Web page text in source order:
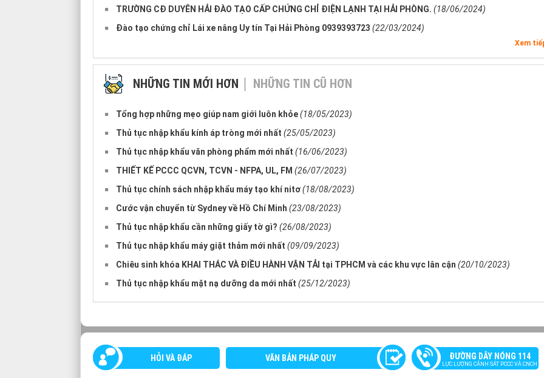
TRƯỜNG CĐ DUYÊN HẢI ĐÀO TẠO CẤP CHỨNG CHỈ ĐIỆN LẠNH TẠI HẢI PHÒNG. (18/06/2024)
Đào tạo chứng chỉ Lái xe nâng Uy tín Tại Hải Phòng 0939393723 (22/03/2024)
Xem
NHỮNG TIN MỚI HƠN NHỮNG TIN CŨ HƠN
Tổng hợp những mẹo giúp nam giới luôn khỏe(18/05/2023)
Thủ tục nhập khẩu kính áp tròng mới nhất (25/05/2023)
Thủ tục nhập khẩu văn phòng phẩm mới nhất (16/06/2023)
THIẾT KẾ PCCC QCVN, TCVN - NFPA, UL, FM (26/07/2023)
Thủ tục chính sách nhập khẩu máy tạo khí nitơ(18/08/2023)
Cước vận chuyển từ Sydney về Hồ Chí Minh (23/08/2023)
Thủ tục nhập khẩu cần những giấy tờ gì? (26/08/2023)
Thủ tục nhập khẩu máy giặt thảm mới nhất (09/09/2023)
Chiêu sinh khóa KHAI THÁC VÀ ĐIỀU HÀNH VẬN TẢI tại TPHCM và các khu vực lân cận (20/10/2023)
Thủ tục nhập khẩu mặt nạ dưỡng da mới nhất (25/12/2023)
HỎI VÀ ĐÁP VĂN BẢN PHÁP QUY ĐƯỜNG DÂY NÓNG 114
LỰC LƯỢNG CẢNH SÁT PCCC VÀ CNCH